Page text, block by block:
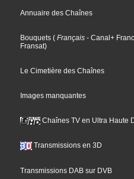
Annuaire des Chaînes
Bouquets ( Français - Canal+
Fransat)
Le Cimetière des Chaînes
Images manquantes
Chaînes TV en Ultra Haute
Transmissions en 3D
Transmissions DAB sur DVB